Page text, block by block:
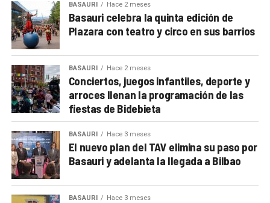
BASAURI Hace 2 meses
Basauri celebra la quinta edición de
Plazara con teatro y circo en sus barrios
BASAURI Hace 2 meses
Conciertos, juegos infantiles, deporte y
arroces llenan la programación de las
fiestas de Bidebieta
BASAURI Hace 3 meses
El nuevo plan del TAV elimina su paso por
Basauri y adelanta la llegada a Bilbao
BASAURI Hace 3 meses